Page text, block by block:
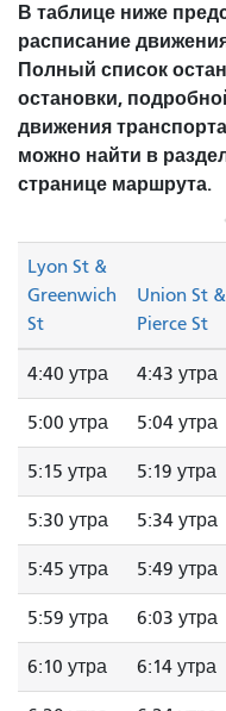
В таблице ниже
расписание
Полный список
остановки,
движения
можно найти в
странице маршрута.
Lyon St &
Greenwich
St
Union St &
Pierce St
4:40 утра 4:43 утра
5:00 утра 5:04 утра
5:15 утра 5:19 утра
5:30 утра 5:34 утра
5:45 утра 5:49 утра
5:59 утра 6:03 утра
6:10 утра 6:14 утра